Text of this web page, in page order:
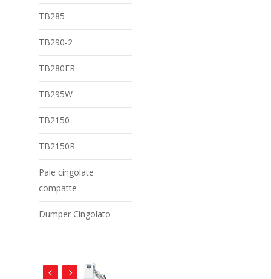
TB285
TB290-2
TB280FR
TB295W
TB2150
TB2150R
Pale cingolate
compatte
Dumper Cingolato